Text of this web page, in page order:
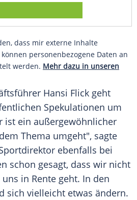
dass mir externe Inhalte
personenbezogene Daten an
werden. Mehr dazu in unseren
Hansi Flick geht
Spekulationen um
ist ein außergewöhnlicher
Thema umgeht", sagte
ebenfalls bei
schon gesagt, dass wir nicht
in Rente geht. In den
sich vielleicht etwas ändern.